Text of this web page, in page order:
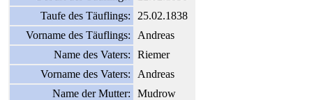
Taufe des Täuflings:
25.02.1838
Vorname des Täuflings:
Andreas
Name des Vaters:
Riemer
Vorname des Vaters:
Andreas
Name der Mutter:
Mudrow